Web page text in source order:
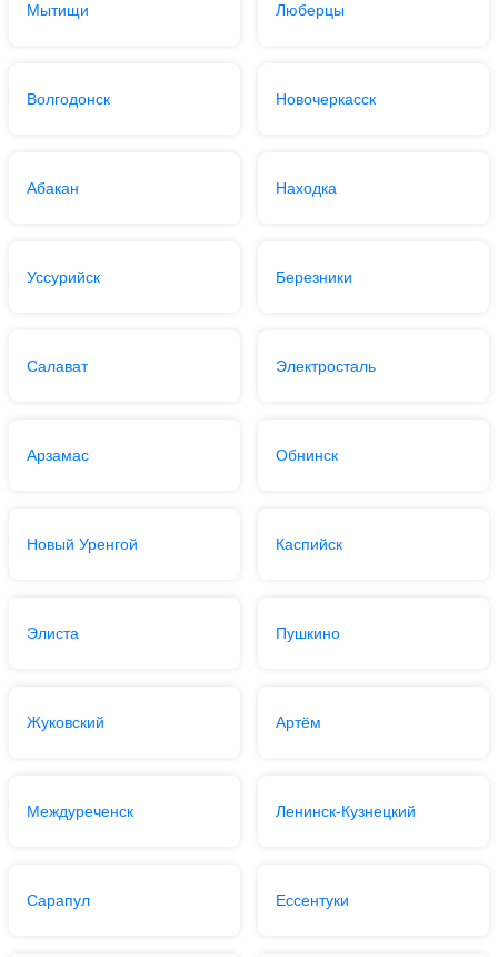
Мытищи Люберцы
Волгодонск Новочеркасск
Абакан Находка
Уссурийск Березники
Салават Электросталь
Арзамас Обнинск
Новый Уренгой Каспийск
Элиста Пушкино
Жуковский Артём
Междуреченск Ленинск-Кузнецкий
Сарапул Ессентуки